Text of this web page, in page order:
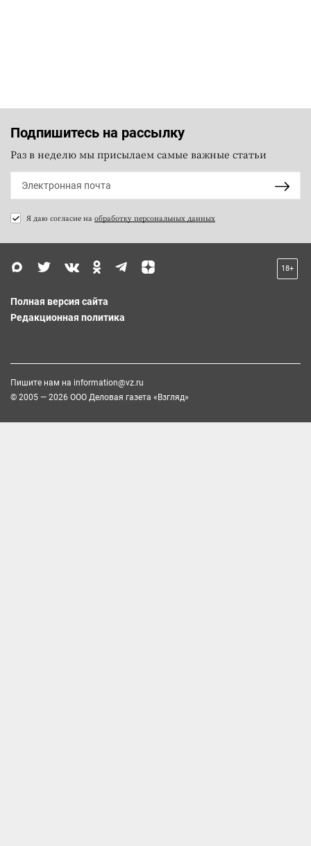
Подпишитесь на рассылку
Раз в неделю мы присылаем самые важные статьи
Я даю согласие на обработку персональных данных
18+
Полная версия сайта
Редакционная политика
Пишите нам на information@vz.ru
© 2005 — 2026 ООО Деловая газета «Взгляд»